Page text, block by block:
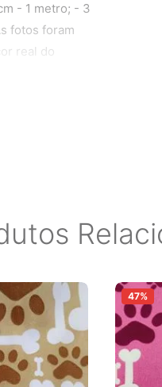
- 1 metro; - 3
fotos foram
real do
entregue aos
47%